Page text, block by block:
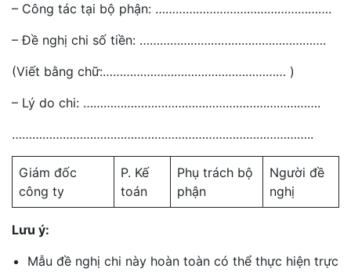
– Công tác tại bộ phận: …………………………………………….
– Đề nghị chi số tiền: ……………………………………………….
(Viết bằng chữ:……………………………………………… )
– Lý do chi: …………………………………………………………….
……………………………………………………………………………..
Giám đốc
công ty
P. Kế
toán
Phụ trách bộ
phận
Người đề
nghị
Lưu ý:
Mẫu đề nghị chi này hoàn toàn có thể thực hiện trực